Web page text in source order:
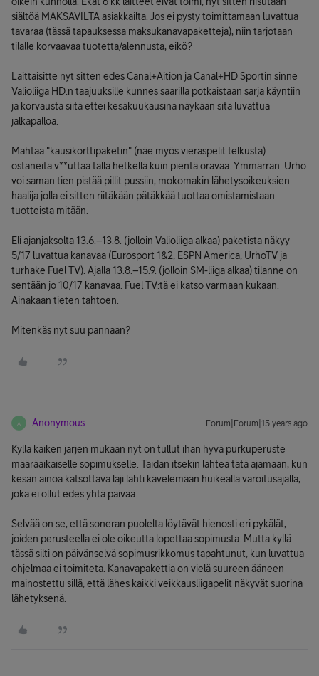
siältöä MAKSAVILTA asiakkailta. Jos ei pysty toimittamaan luvattua
tavaraa (tässä tapauksessa maksukanavapaketteja), niin tarjotaan
tilalle korvaavaa tuotetta/alennusta, eikö?
Laittaisitte nyt sitten edes Canal+Aition ja Canal+HD Sportin sinne
Valioliiga HD:n taajuuksille kunnes saarilla potkaistaan sarja käyntiin
ja korvausta siitä ettei kesäkuukausina näykään sitä luvattua
jalkapalloa.
Mahtaa "kausikorttipaketin" (näe myös vieraspelit telkusta)
ostaneita v**uttaa tällä hetkellä kuin pientä oravaa. Ymmärrän. Urho
voi saman tien pistää pillit pussiin, mokomakin lähetysoikeuksien
haalija jolla ei sitten riitäkään pätäkkää tuottaa omistamistaan
tuotteista mitään.
Eli ajanjaksolta 13.6.–13.8. (jolloin Valioliiga alkaa) paketista näkyy
5/17 luvattua kanavaa (Eurosport 1&2, ESPN America, UrhoTV ja
turhake Fuel TV). Ajalla 13.8.–15.9. (jolloin SM-liiga alkaa) tilanne on
sentään jo 10/17 kanavaa. Fuel TV:tä ei katso varmaan kukaan.
Ainakaan tieten tahtoen.
Mitenkäs nyt suu pannaan?
A Anonymous Forum|Forum|15 years ago
Kyllä kaiken järjen mukaan nyt on tullut ihan hyvä purkuperuste
määräaikaiselle sopimukselle. Taidan itsekin lähteä tätä ajamaan, kun
kesän ainoa katsottava laji lähti kävelemään huikealla varoitusajalla,
joka ei ollut edes yhtä päivää.
Selvää on se, että soneran puolelta löytävät hienosti eri pykälät,
joiden perusteella ei ole oikeutta lopettaa sopimusta. Mutta kyllä
tässä silti on päivänselvä sopimusrikkomus tapahtunut, kun luvattua
ohjelmaa ei toimiteta. Kanavapakettia on vielä suureen ääneen
mainostettu sillä, että lähes kaikki veikkausliigapelit näkyvät suorina
lähetyksenä.